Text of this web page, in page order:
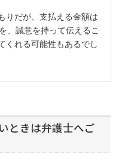
りだが、支払える金額は
、誠意を持って伝えるこ
くれる可能性もあるでし
ときは弁護士へご